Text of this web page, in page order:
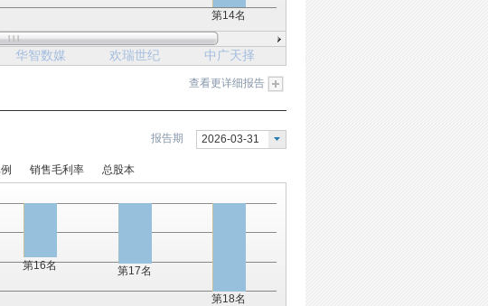
华智数媒 欢瑞世纪 中广天择
第14名
查看更详细报告
2026-03-31
报告期
销售毛利率
总股本
第16名
第17名
第18名